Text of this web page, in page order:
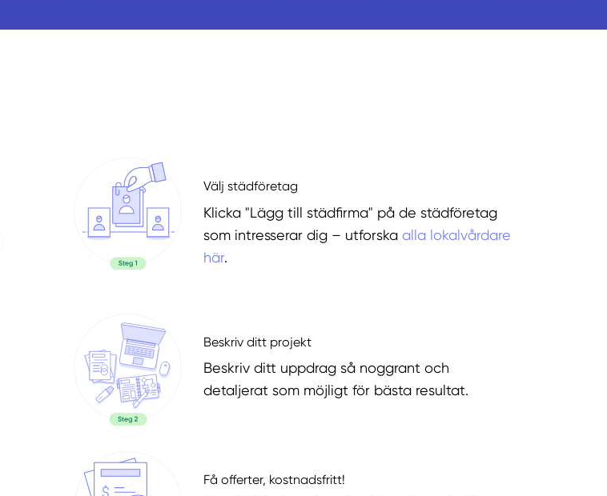
Välj städföretag
Klicka "Lägg till städfirma" på de städföretag
som intresserar dig – utforska alla lokalvårdare
här.
Beskriv ditt projekt
Beskriv ditt uppdrag så noggrant och
detaljerat som möjligt för bästa resultat.
Få offerter, kostnadsfritt!